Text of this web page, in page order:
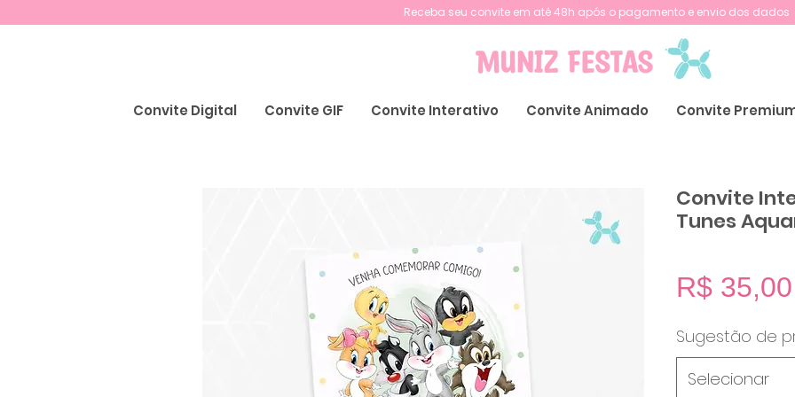
Receba seu convite em até 48h após o pagamento e envio dos dados
Convite Digital Convite GIF Convite Interativo Convite Animado Convite
Convite
Tunes
R$ 35,00
Sugestão de
Selecionar